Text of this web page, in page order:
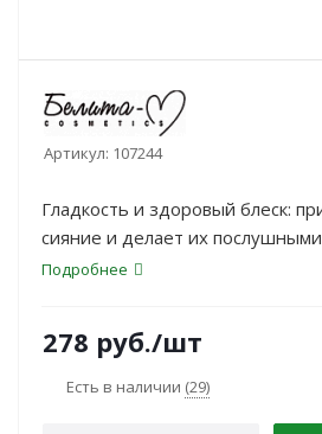
Артикул: 107244
Гладкость и здоровый блеск:
сияние и делает их
кутикулу волос и
Подробнее
278 руб./шт
Есть в наличии (29)